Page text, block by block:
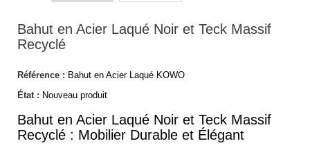
Bahut en Acier Laqué Noir et Teck Massif
Recyclé
Référence : Bahut en Acier Laqué KOWO
État : Nouveau produit
Bahut en Acier Laqué Noir et Teck Massif
Recyclé : Mobilier Durable et Élégant